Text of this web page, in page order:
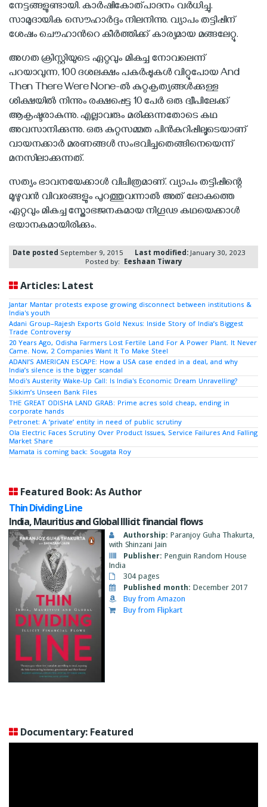
നേട്ടങ്ങളുണ്ടായി. കാര്‍ഷികോത്പാദനം വര്‍ധിച്ചു.
സാമുദായിക സൌഹാര്‍ദ്ദം നിലനിന്നു. വ്യാപം തട്ടിപ്പിന്
ശേഷം ചൌഹാന്‍റെ കീര്‍ത്തിക്ക് കാര്യമായ മങ്ങലേറ്റു.
അഗത ക്രിസ്റ്റിയുടെ ഏറ്റവും മികച്ച നോവലെന്ന്
പറയാവുന്ന, 100 ദശലക്ഷം പകര്‍പ്പുകള്‍ വിറ്റുപോയ And
Then There Were None-ല്‍ കുറ്റകൃത്യങ്ങള്‍ക്കുള്ള
ശിക്ഷയില്‍ നിന്നും രക്ഷപ്പെട്ട 10 പേര്‍ ഒരു ദ്വീപിലേക്ക്
ആകൃഷ്ടരാകുന്നു. എല്ലാവരും മരിക്കുന്നതോടെ കഥ
അവസാനിക്കുന്നു. ഒരു കുറ്റസമ്മത പിന്‍കുറിപ്പിലൂടെയാണ്
വായനക്കാര്‍ മരണങ്ങള്‍ സംഭവിച്ചതെങ്ങിനെയെന്ന്
മനസിലാക്കുന്നത്.
സത്യം ഭാവനയേക്കാള്‍ വിചിത്രമാണ്. വ്യാപം തട്ടിപ്പിന്റെ
മുഴുവന്‍ വിവരങ്ങളും പുറത്തുവന്നാല്‍ അത് ലോകത്തെ
ഏറ്റവും മികച്ച സ്തോഭജനകമായ നിഗൂഢ കഥയെക്കാള്‍
ഭയാനകമായിരിക്കും.
Date posted September 9, 2015 Last modified:January 30, 2023
Posted by: Eeshaan Tiwary
Articles: Latest
Jantar Mantar protests expose growing disconnect between institutions &
India's youth
Adani Group–Rajesh Exports Gold Nexus: Inside Story of India’s Biggest
Trade Controversy
20 Years Ago, Odisha Farmers Lost Fertile Land For A Power Plant. It Never
Came. Now, 2 Companies Want It To Make Steel
ADANI’S AMERICAN ESCAPE: How a USA case ended in a deal, and why
India’s silence is the bigger scandal
Modi's Austerity Wake-Up Call: Is India's Economic Dream Unravelling?
Sikkim’s Unseen Bank Files
THE GREAT ODISHA LAND GRAB: Prime acres sold cheap, ending in
corporate hands
Petronet: A ‘private’ entity in need of public scrutiny
Ola Electric Faces Scrutiny Over Product Issues, Service Failures And Falling
Market Share
Mamata is coming back: Sougata Roy
Featured Book: As Author
Thin Dividing Line
India, Mauritius and Global Illicit financial flows
Authorship: Paranjoy Guha Thakurta,
with Shinzani Jain
Publisher: Penguin Random House
India
304 pages
Published month: December 2017
Buy from Amazon
Buy from Flipkart
Documentary: Featured